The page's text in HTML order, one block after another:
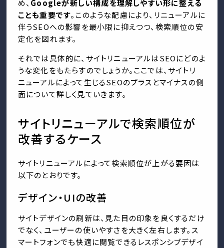
め、 Googleが新しい構成を理解しやすい形に整える
ことも重要です。このような配慮により、リニューアルに
伴うSEOへの影響を最小限に抑えつつ、検索順位の安
定化を図れます。
それでは具体的に、サイトリニューアルはSEOにどのよ
うな変化をもたらすのでしょうか。ここでは、サイトリ
ニューアルによって生じるSEOのプラスとマイナスの側
面について詳しく見ていきます。
サイトリニューアルで検索順位が
改善するケース
サイトリニューアルによって検索順位が上がる要因は
以下のとおりです。
デザイン・UIの改善
サイトデザインの刷新は、見た目の印象を良くするだけ
でなく、ユーザーの使いやすさを大きく左右します。ス
マートフォンでも快適に閲覧できるレスポンシブデザイ